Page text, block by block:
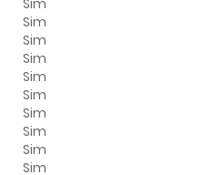
Sim
Sim
Sim
Sim
Sim
Sim
Sim
Sim
Sim